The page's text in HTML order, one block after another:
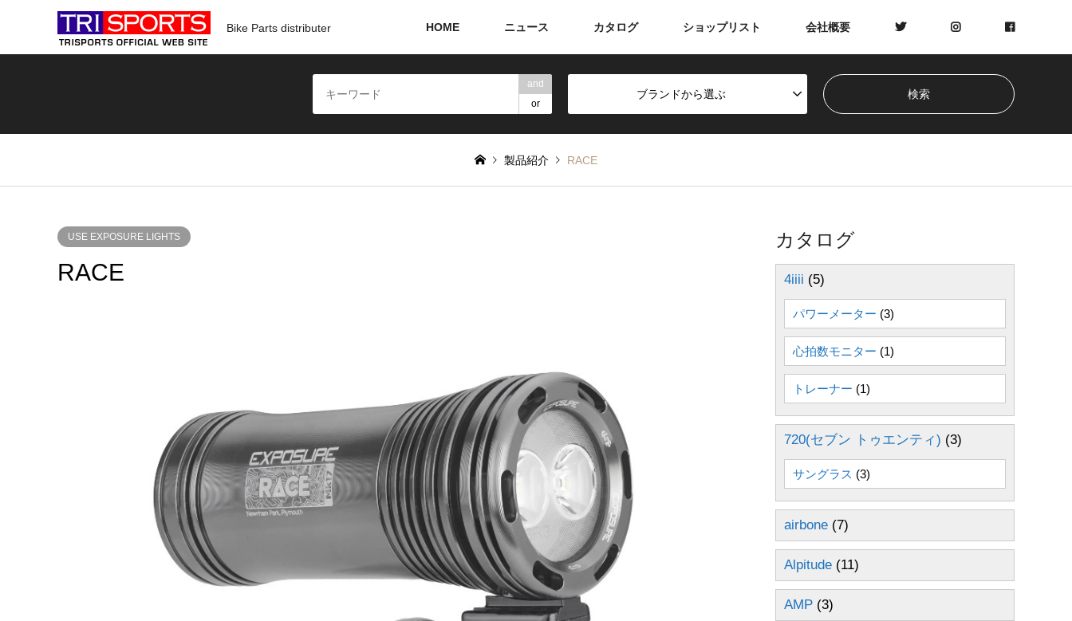
Bike Parts distributer HOME ニュース カタログ ショップリスト 会社概要
and
or
ブランドから選ぶ
製品紹介 RACE
USE EXPOSURE LIGHTS
RACE
カタログ
4iiii (5)
パワーメーター (3)
心拍数モニター (1)
トレーナー (1)
720(セブン トゥエンティ) (3)
サングラス (3)
airbone (7)
Alpitude (11)
AMP (3)